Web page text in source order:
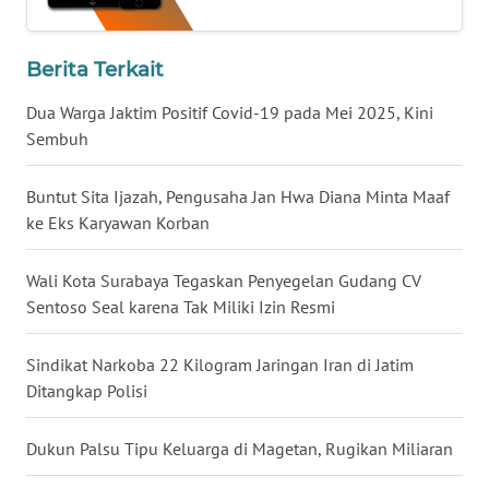
Berita Terkait
Dua Warga Jaktim Positif Covid-19 pada Mei 2025, Kini
Sembuh
Buntut Sita Ijazah, Pengusaha Jan Hwa Diana Minta Maaf
ke Eks Karyawan Korban
Wali Kota Surabaya Tegaskan Penyegelan Gudang CV
Sentoso Seal karena Tak Miliki Izin Resmi
Sindikat Narkoba 22 Kilogram Jaringan Iran di Jatim
Ditangkap Polisi
Dukun Palsu Tipu Keluarga di Magetan, Rugikan Miliaran
NUSANTARA
WN
WN
BALI
WN
KALBAR
WN
KALTENG